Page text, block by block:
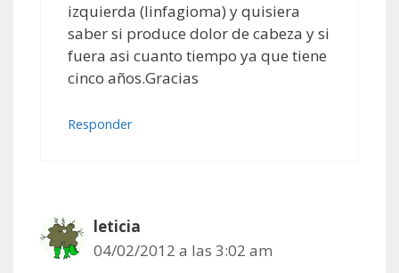
izquierda (linfagioma) y quisiera
saber si produce dolor de cabeza y si
fuera asi cuanto tiempo ya que tiene
cinco años.Gracias
Responder
leticia
04/02/2012 a las 3:02 am